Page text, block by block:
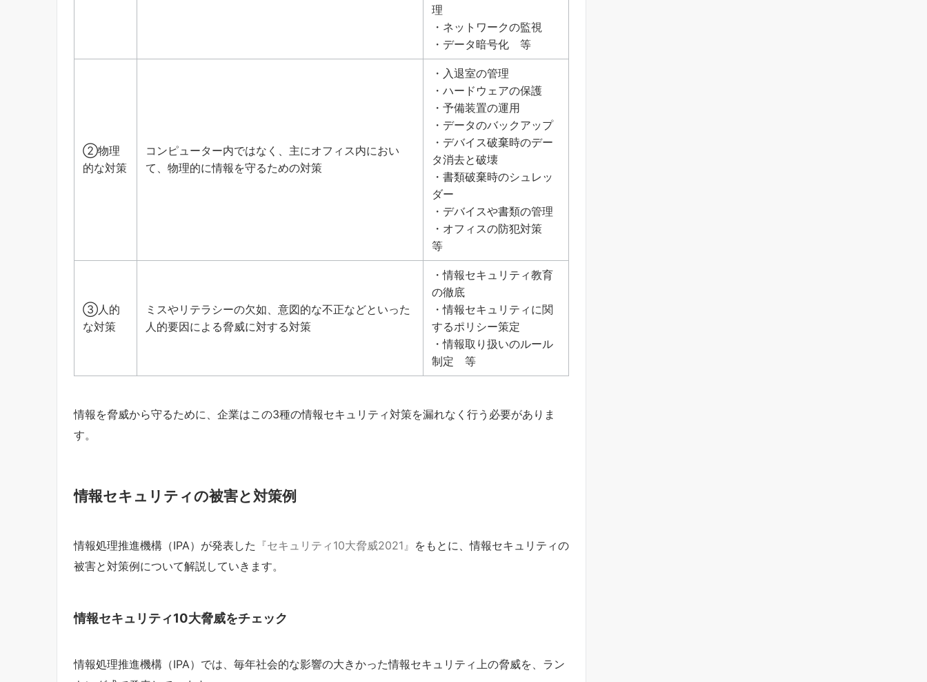
理
・ネットワークの監視
・データ暗号化 等
②物理
的な対策
コンピューター内ではなく、主にオフィス内におい
て、 物理的に情報を守るための対策
・入退室の管理
・ハードウェアの保護
・予備装置の運用
・データのバックアップ
・デバイス破棄時のデー
タ消去と破壊
・書類破棄時のシュレッ
ダー
・デバイスや書類の管理
・オフィスの防犯対策
等
③人的
な対策
ミスやリテラシーの欠如、意図的な不正などといった
人的要因による脅威に対する対策
・情報セキュリティ教育
の徹底
・情報セキュリティに関
するポリシー策定
・情報取り扱いのルール
制定 等
情報を脅威から守るために、企業はこの3種の情報セキュリティ対策を漏れなく行う必要がありま
す。
情報セキュリティの被害と対策例
情報処理推進機構（IPA）が発表した 『セキュリティ10大脅威2021』 をもとに、情報セキュリティの
被害と対策例について解説していきます。
情報セキュリティ10大脅威をチェック
情報処理推進機構（IPA）では、毎年社会的な影響の大きかった情報セキュリティ上の脅威を、ラン